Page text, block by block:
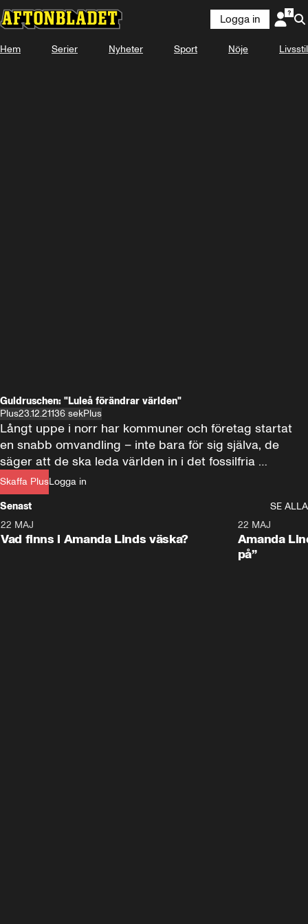
Laddar ...
Logga in
Hem Serier Nyheter Sport Nöje Livsstil
Guldruschen: "Luleå förändrar världen"
Plus23.12.21136 sekPlus
Skaffa PlusLogga in
Långt uppe i norr har kommuner och företag startat
en snabb omvandling – inte bara för sig själva, de
säger att de ska leda världen in i det fossilfria
samhället. Luleå vill bli världens centrum för den gröna
omställningen.
Senast
SE ALLA
Plus
22 MAJ
Vad finns i Amanda Linds väska?
Plus
22 MAJ
Amanda
på”